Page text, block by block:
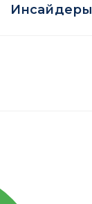
Инсайдеры